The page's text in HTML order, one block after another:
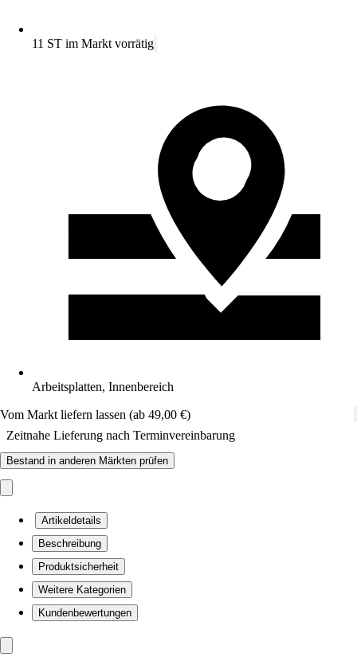
11 ST im Markt vorrätig
Arbeitsplatten, Innenbereich
Vom Markt liefern lassen (ab 49,00 €)
Zeitnahe Lieferung nach Terminvereinbarung
Bestand in anderen Märkten prüfen
Artikeldetails
Beschreibung
Produktsicherheit
Weitere Kategorien
Kundenbewertungen